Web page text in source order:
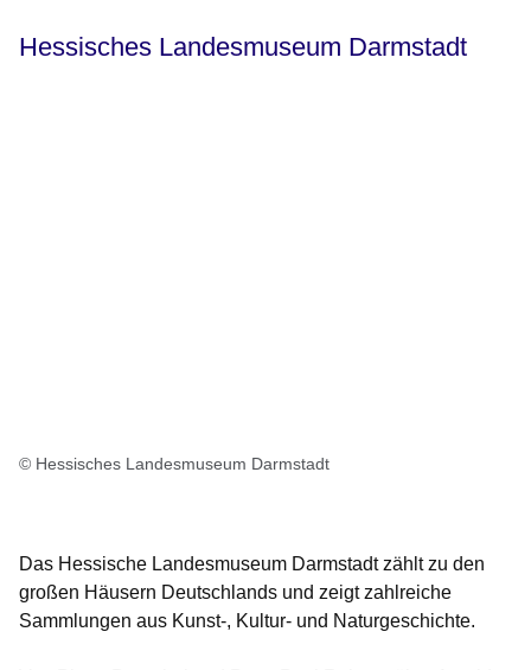
Hessisches Landesmuseum Darmstadt
© Hessisches Landesmuseum Darmstadt
Das Hessische Landesmuseum Darmstadt zählt zu den
großen Häusern Deutschlands und zeigt zahlreiche
Sammlungen aus Kunst-, Kultur- und Naturgeschichte.